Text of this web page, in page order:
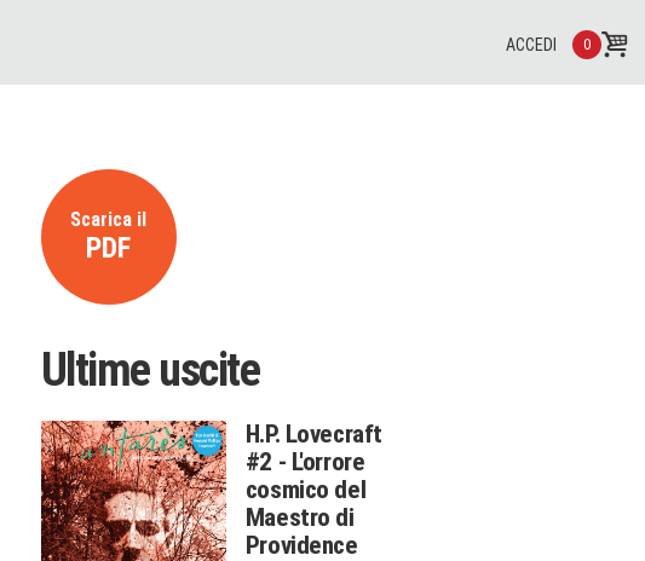
0
ACCEDI
Scarica il
PDF
Ultime uscite
H.P. Lovecraft
#2 - L'orrore
cosmico del
Maestro di
Providence